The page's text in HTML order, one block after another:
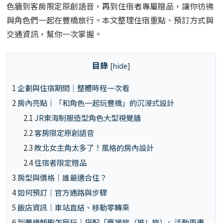
色牆到客房限定原創語音，再到住宿者專屬贈品，讓你彷彿
與角色們一起在豐橋旅行。本文整理住宿重點、預訂方式與
交通資訊，幫你一次掌握。
目錄 [hide]
1企劃與住宿期間｜整體時程一次看
2房內亮點｜「和角色一起玩豐橋」的沉浸式設計
2.1 JR東海制服造型角色大型視覺牆
2.2客房限定原創語音
2.3 敗北女主角太多了！風格的房內設計
2.4住宿者限定贈品
3 房型與價格｜誰最適合住？
4如何預訂｜官方通路與步驟
5飯店資訊｜車站直結、移動零轉乘